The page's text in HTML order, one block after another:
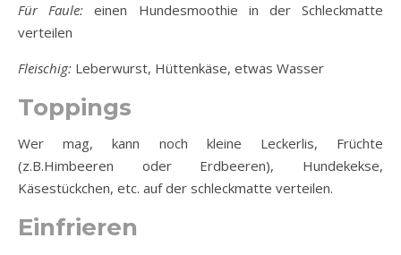
Für Faule: einen Hundesmoothie in der Schleckmatte
verteilen
Fleischig: Leberwurst, Hüttenkäse, etwas Wasser
Toppings
Wer mag, kann noch kleine Leckerlis, Früchte
(z.B.Himbeeren oder Erdbeeren), Hundekekse,
Käsestückchen, etc. auf der schleckmatte verteilen.
Einfrieren